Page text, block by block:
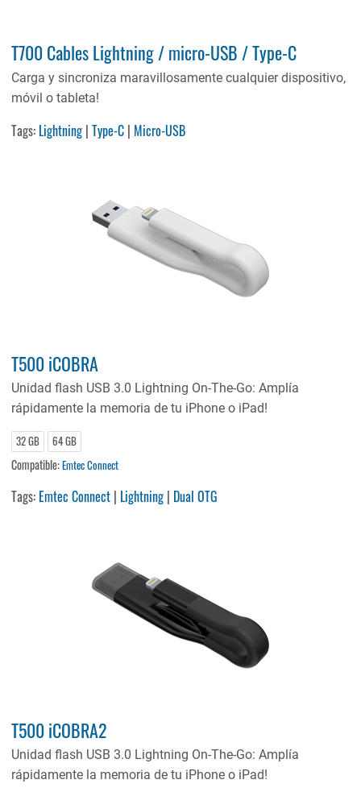
T700 Cables Lightning / micro-USB / Type-C
Carga y sincroniza maravillosamente cualquier dispositivo,
móvil o tableta!
Tags: Lightning |Type-C | Micro-USB
T500 iCOBRA
Unidad flash USB 3.0 Lightning On-The-Go: Amplía
rápidamente la memoria de tu iPhone o iPad!
32 GB 64 GB
Compatible:Emtec Connect
Tags: Emtec Connect | Lightning | Dual OTG
T500 iCOBRA2
Unidad flash USB 3.0 Lightning On-The-Go: Amplía
rápidamente la memoria de tu iPhone o iPad!